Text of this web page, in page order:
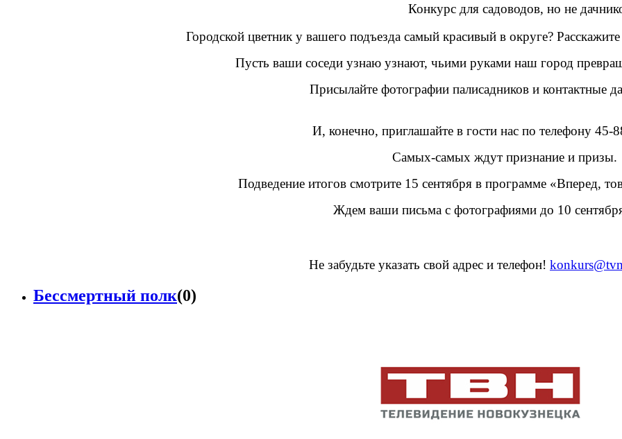
Конкурс для садоводов, но не
Городской цветник у вашего подъезда самый красивый в округе?
Пусть ваши соседи узнаю узнают, чьими руками наш город
Присылайте фотографии палисадников и контактные
И, конечно, приглашайте в гости нас по телефону 45-
Самых-самых ждут признание и призы.
Подведение итогов смотрите 15 сентября в программе «Вперед,
Ждем ваши письма с фотографиями до 10
Не забудьте указать свой адрес и телефон!
Бессмертный полк(0)